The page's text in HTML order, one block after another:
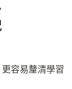
容易釐清學習